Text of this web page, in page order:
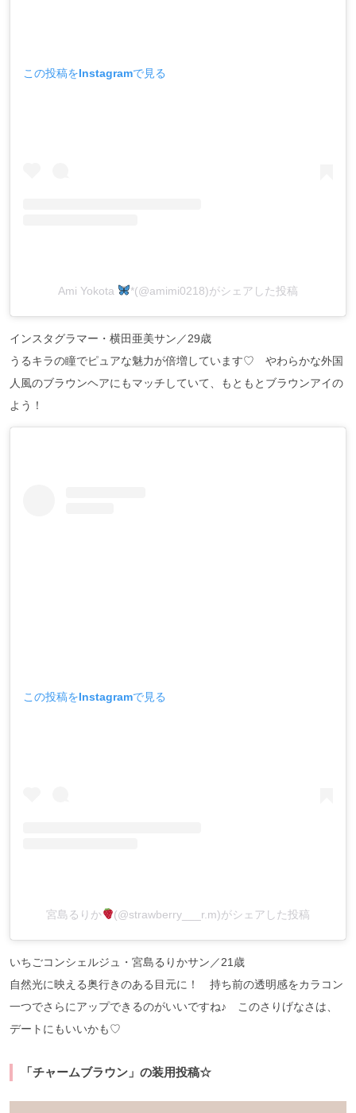
この投稿をInstagramで見る
Ami Yokota *(@amimi0218)がシェアした投稿
インスタグラマー・横田亜美サン／29歳
うるキラの瞳でピュアな魅力が倍増しています♡ やわらかな外国
人風のブラウンヘアにもマッチしていて、もともとブラウンアイの
よう！
この投稿をInstagramで見る
宮島るりか (@strawberry___r.m)がシェアした投稿
いちごコンシェルジュ・宮島るりかサン／21歳
自然光に映える奥行きのある目元に！ 持ち前の透明感をカラコン
一つでさらにアップできるのがいいですね♪ このさりげなさは、
デートにもいいかも♡
「チャームブラウン」の装用投稿☆